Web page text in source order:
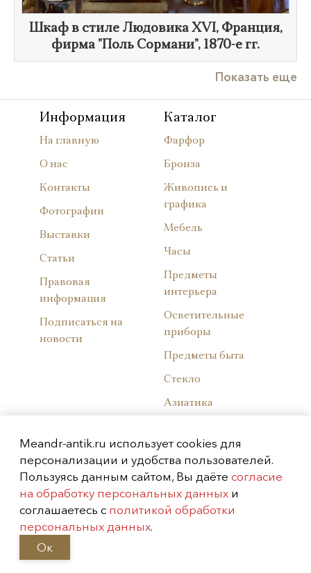
Шкаф в стиле Людовика XVI, Франция,
фирма "Поль Сормани", 1870-е гг.
Показать еще
Информация
На главную
О нас
Контакты
Фотографии
Выставки
Статьи
Правовая
информация
Подписаться на
новости
Каталог
Фарфор
Бронза
Живопись и
графика
Мебель
Часы
Предметы
интерьера
Осветительные
приборы
Предметы быта
Стекло
Азиатика
литографии
Советский фарфор
Западноевропейски
й фарфор
Meandr-antik.ru использует cookies для
персонализации и удобства пользователей.
Пользуясь данным сайтом, Вы даёте согласие
на обработку персональных данных и
соглашаетесь с политикой обработки
персональных данных.
Ок